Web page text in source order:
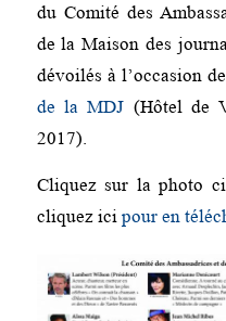
du Comité des
de la Maison des
dévoilés à l’occasion
de la MDJ (Hôtel de
2017).
Cliquez sur la photo
cliquez ici pour en